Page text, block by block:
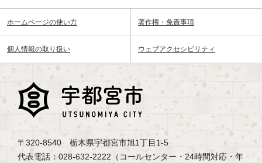
ホームページの使い方 著作権・免責事項
個人情報の取り扱い ウェブアクセシビリティ
〒320-8540 栃木県宇都宮市旭1丁目1-5
代表電話：028-632-2222（コールセンター・24時間対応・年